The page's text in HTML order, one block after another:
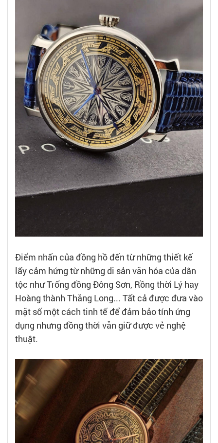
Điểm nhấn của đồng hồ đến từ những thiết kế
lấy cảm hứng từ những di sản văn hóa của dân
tộc như Trống đồng Đông Sơn, Rồng thời Lý hay
Hoàng thành Thăng Long... Tất cả được đưa vào
mặt số một cách tinh tế để đảm bảo tính ứng
dụng nhưng đồng thời vẫn giữ được vẻ nghệ
thuật.